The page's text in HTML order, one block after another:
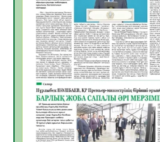
ҚҰРЫЛТАЙ САЙЛАУЫ –
ЖАУАПКЕРШІЛІККЕ
05.08.2026
Мектептен – Ұлттық ұлан
04.08.2026
Үкіметтік емес ұйымдарға
сыйлықақы конкурсына
басталды
04.08.2026